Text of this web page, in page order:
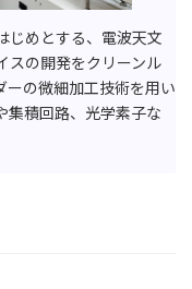
じめとする、電波天文
スの開発をクリーンル
ーの微細加工技術を用い
集積回路、光学素子な